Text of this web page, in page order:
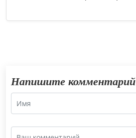
Напишите комментарий